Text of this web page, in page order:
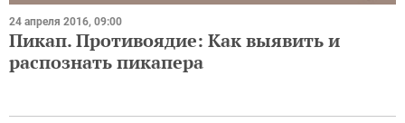
24 апреля 2016, 09:00
Пикап. Противоядие: Как выявить и
распознать пикапера